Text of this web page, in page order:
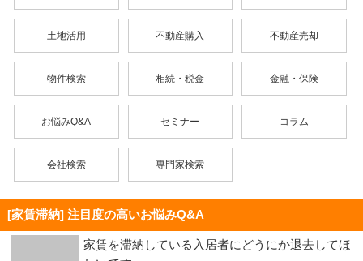
土地活用 不動産購入 不動産売却
物件検索 相続・税金 金融・保険
お悩みQ&A セミナー コラム
会社検索 専門家検索
[家賃滞納] 注目度の高いお悩みQ&A
家賃を滞納している入居者にどうにか退去してほ